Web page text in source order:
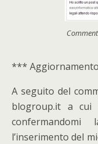
***
A seguito del
blogroup.it a cui
l’inserimento del